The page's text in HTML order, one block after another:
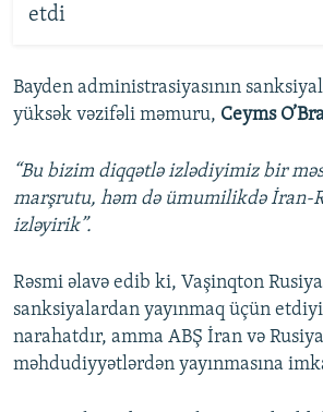
etdi
Bayden administrasiyasının
yüksək vəzifəli məmuru, Ceyms
“Bu bizim diqqətlə izlədiyimiz bir
marşrutu, həm də ümumilikdə İran-
izləyirik”.
Rəsmi əlavə edib ki, Vaşinqton
sanksiyalardan yayınmaq üçün
narahatdır, amma ABŞ İran və
məhdudiyyətlərdən yayınmasına